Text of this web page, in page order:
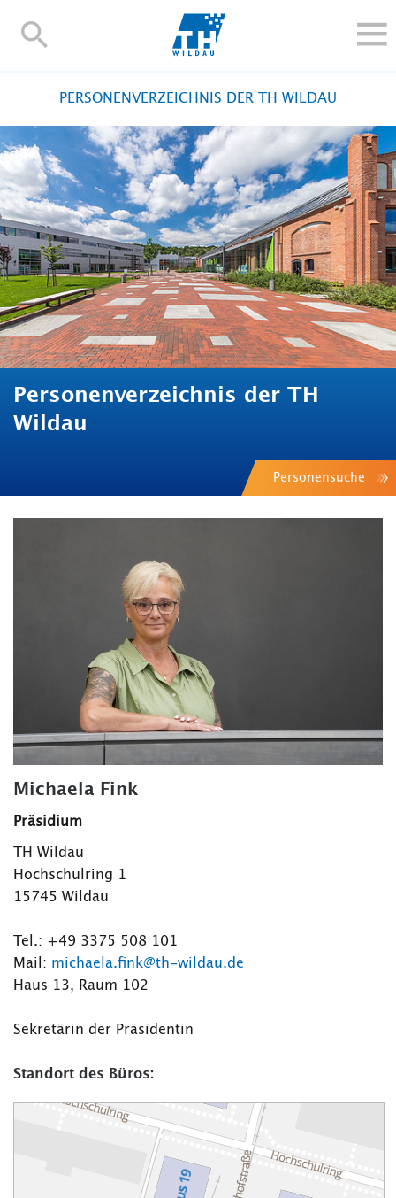
TH-
FORSCHUNG UND TRANSFER
ALUMNI
HOCHSCHULE
INTERNATIONAL
BESCHÄFTIGTE
Blogs Kontakt und Anfahrt Webmail Moodle
TH Online-Portal Personensuche English
PERSONENVERZEICHNIS DER TH WILDAU
Personenverzeichnis der TH
Wildau
Personensuche
Michaela Fink
Präsidium
TH Wildau
Hochschulring 1
15745 Wildau
Tel.: +49 3375 508 101
Mail: michaela.fink@th-wildau.de
Haus 13, Raum 102
Sekretärin der Präsidentin
Standort des Büros: